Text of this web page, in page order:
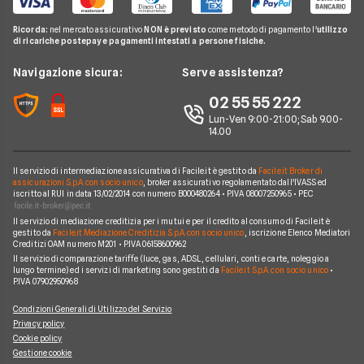
Pay TV
Noleggio Lungo Termine
News
Chi siamo
Perché scegliere Facile.it
Mappa del sito
Mutui Asta
Sostituzione Mutuo
Mutuo a tasso misto
Mutui Agevolati
Mutuo 100 per cento
UBI Banca
BNL
ING
Poste Italiane
Credit Agricole
CheBanca!
Credem
Banche e finanziarie
Glossario Mutui
Notizie Mutui
Argomenti in evidenza Mutui
Calcolatore rata mutuo
Ricorda: nel mercato assicurativo NON è previsto come metodo di pagamento l'utilizzo
di ricariche postepay e pagamenti intestati a persone fisiche.
Navigazione sicura: Serve assistenza?
02 55 55 222
Lun-Ven 9:00-21:00; Sab 9.00-
14.00
Il servizio di intermediazione assicurativa di Facile.it è gestito da Facile.it Broker di
assicurazioni S.p.A. con socio unico, broker assicurativo regolamentato dall'IVASS ed
iscritto al RUI in data 13/02/2014 con numero B000480264 • P.IVA 08007250965 • PEC
Il servizio di mediazione creditizia per i mutui e per il credito al consumo di Facile.it è
gestito da Facile.it Mediazione Creditizia S.p.A. con socio unico , iscrizione Elenco Mediatori
Creditizi OAM numero M201 • P.IVA 06158600962
Il servizio di comparazione tariffe (luce, gas, ADSL, cellulari, conti e carte, noleggio a
lungo termine) ed i servizi di marketing sono gestiti da Facile.it S.p.A. con socio unico•
P.IVA 07902950968
Condizioni Generali di Utilizzo del Servizio
Privacy policy
Cookie policy
Gestione cookie